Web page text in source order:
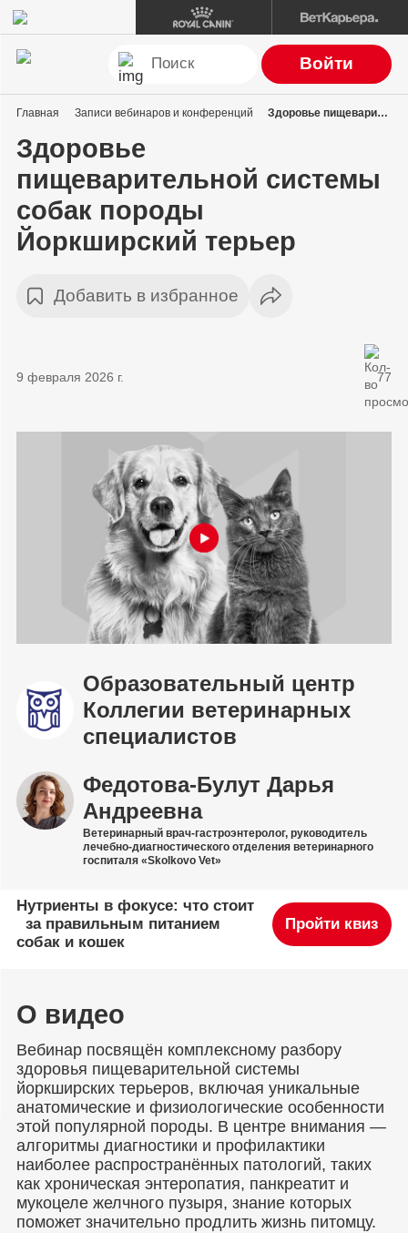
Войти
Главная Записи вебинаров и конференций Здоровье пищеварительной системы собак породы Йоркширский терьер
Здоровье
пищеварительной системы
собак породы
Йоркширский терьер
Добавить в избранное
9 февраля 2026 г. 77
Образовательный центр
Коллегии ветеринарных
специалистов
Федотова-Булут Дарья
Андреевна
Ветеринарный врач-гастроэнтеролог, руководитель
лечебно-диагностического отделения ветеринарного
госпиталя «Skolkovo Vet»
Нутриенты в фокусе: что стоит
за правильным питанием
собак и кошек
Пройти квиз
О видео
Вебинар посвящён комплексному разбору
здоровья пищеварительной системы
йоркширских терьеров, включая уникальные
анатомические и физиологические особенности
этой популярной породы. В центре внимания —
алгоритмы диагностики и профилактики
наиболее распространённых патологий, таких
как хроническая энтеропатия, панкреатит и
мукоцеле желчного пузыря, знание которых
поможет значительно продлить жизнь питомцу.